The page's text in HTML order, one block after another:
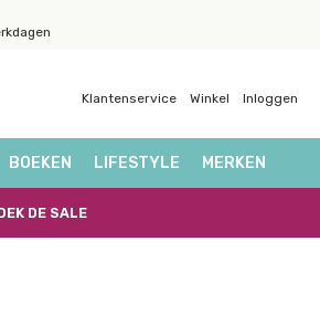
Klantenservice Winkel Inloggen
BOEKEN LIFESTYLE MERKEN
DE SALE